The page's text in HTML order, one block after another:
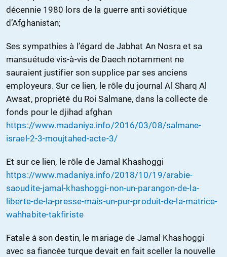
décennie 1980 lors de la guerre anti soviétique
d’Afghanistan;
Ses sympathies à l’égard de Jabhat An Nosra et sa
mansuétude vis-à-vis de Daech notamment ne
sauraient justifier son supplice par ses anciens
employeurs. Sur ce lien, le rôle du journal Al Sharq Al
Awsat, propriété du Roi Salmane, dans la collecte de
fonds pour le djihad afghan
https://www.madaniya.info/2016/03/08/salmane-
israel-2-3-moujtahed-acte-3/
Et sur ce lien, le rôle de Jamal Khashoggi
https://www.madaniya.info/2018/10/19/arabie-
saoudite-jamal-khashoggi-non-un-parangon-de-la-
liberte-de-la-presse-mais-un-pur-produit-de-la-matrice-
wahhabite-takfiriste
Fatale à son destin, le mariage de Jamal Khashoggi
avec sa fiancée turque devait en fait sceller la nouvelle